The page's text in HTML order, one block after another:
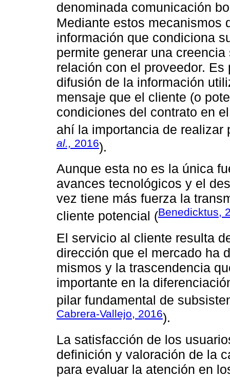
denominada comunicación
Mediante estos mecanismos
información que condiciona
permite generar una
relación con el proveedor.
difusión de la información
mensaje que el cliente (o
condiciones del contrato en
ahí la importancia de realizar
al., 2016).
Aunque esta no es la única
avances tecnológicos y el
vez tiene más fuerza la
cliente potencial (Benedicktus,
El servicio al cliente resulta
dirección que el mercado ha
mismos y la trascendencia
importante en la
pilar fundamental de
Cabrera-Vallejo, 2016).
La satisfacción de los
definición y valoración de la
para evaluar la atención en